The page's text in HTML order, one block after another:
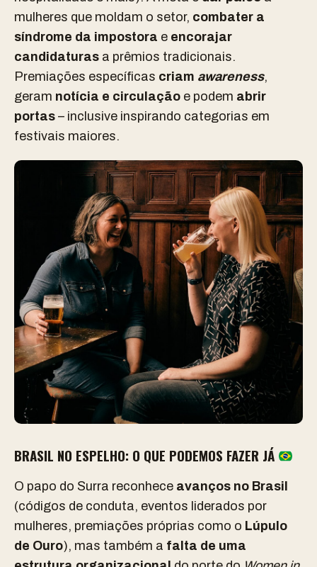
mulheres que moldam o setor, combater a
síndrome da impostora e encorajar
candidaturas a prêmios tradicionais.
Premiações específicas criam awareness,
geram notícia e circulação e podem abrir
portas – inclusive inspirando categorias em
festivais maiores.
BRASIL NO ESPELHO: O QUE PODEMOS FAZER JÁ
O papo do Surra reconhece avanços no Brasil
(códigos de conduta, eventos liderados por
mulheres, premiações próprias como o Lúpulo
de Ouro), mas também a falta de uma